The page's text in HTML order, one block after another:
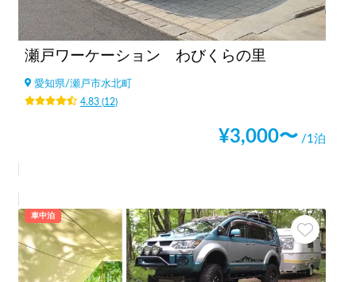
瀬戸ワーケーション わびくらの里
愛知県/瀬戸市水北町
4.83(12)
¥3,000〜 /1泊
車中泊